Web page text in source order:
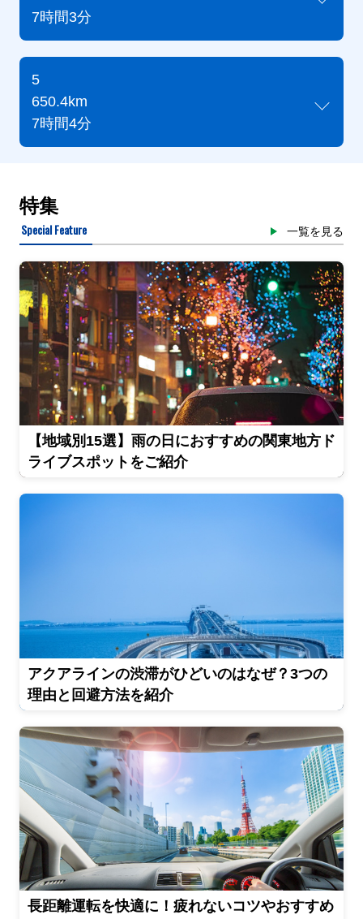
7時間3分
5
650.4km
7時間4分
特集
Special Feature 一覧を見る
【地域別15選】雨の日におすすめの関東地方ド
ライブスポットをご紹介
アクアラインの渋滞がひどいのはなぜ？3つの
理由と回避方法を紹介
長距離運転を快適に！疲れないコツやおすすめ